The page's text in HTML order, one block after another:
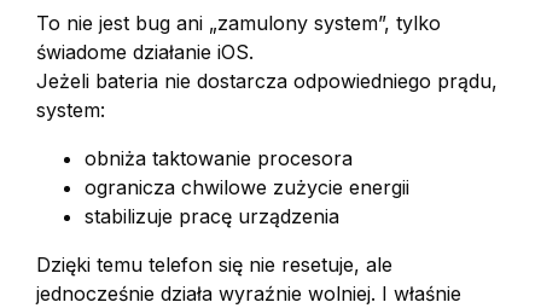
To nie jest bug ani „zamulony system”, tylko
świadome działanie iOS.
Jeżeli bateria nie dostarcza odpowiedniego prądu,
system:
obniża taktowanie procesora
ogranicza chwilowe zużycie energii
stabilizuje pracę urządzenia
Dzięki temu telefon się nie resetuje, ale
jednocześnie działa wyraźnie wolniej. I właśnie